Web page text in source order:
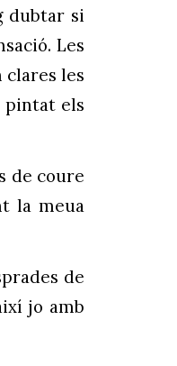
dubtar si
Les
clares les
pintat els
de coure
la meua
de
jo amb